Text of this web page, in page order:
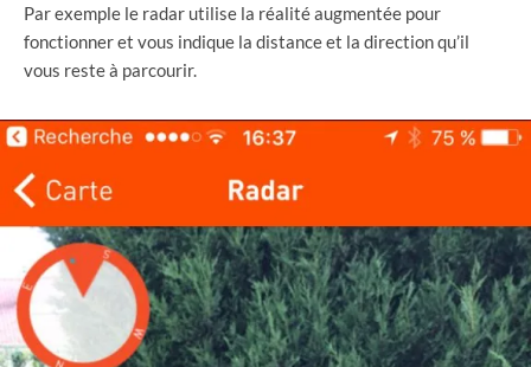
Par exemple le radar utilise la réalité augmentée pour
fonctionner et vous indique la distance et la direction qu’il
vous reste à parcourir.